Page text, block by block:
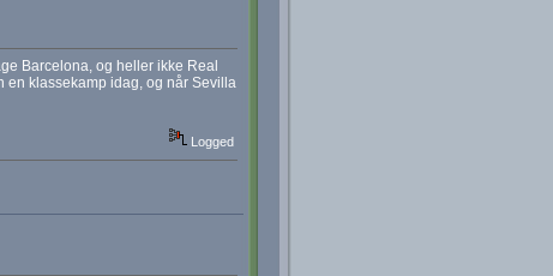
Barcelona, og heller ikke Real
en klassekamp idag, og når Sevilla
Logged